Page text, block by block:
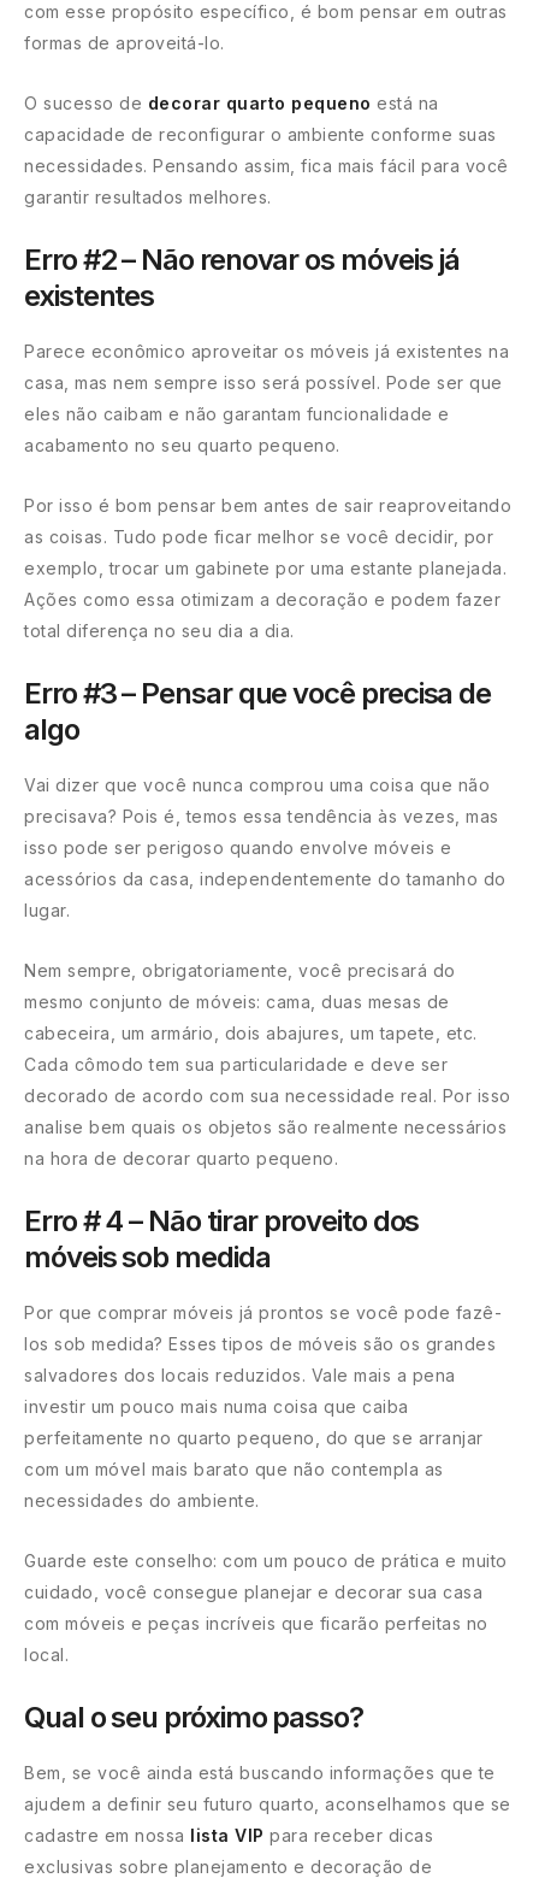
com esse propósito específico, é bom pensar em outras
formas de aproveitá-lo.
O sucesso de decorar quarto pequeno está na
capacidade de reconfigurar o ambiente conforme suas
necessidades. Pensando assim, fica mais fácil para você
garantir resultados melhores.
Erro #2 – Não renovar os móveis já
existentes
Parece econômico aproveitar os móveis já existentes na
casa, mas nem sempre isso será possível. Pode ser que
eles não caibam e não garantam funcionalidade e
acabamento no seu quarto pequeno.
Por isso é bom pensar bem antes de sair reaproveitando
as coisas. Tudo pode ficar melhor se você decidir, por
exemplo, trocar um gabinete por uma estante planejada.
Ações como essa otimizam a decoração e podem fazer
total diferença no seu dia a dia.
Erro #3 – Pensar que você precisa de
algo
Vai dizer que você nunca comprou uma coisa que não
precisava? Pois é, temos essa tendência às vezes, mas
isso pode ser perigoso quando envolve móveis e
acessórios da casa, independentemente do tamanho do
lugar.
Nem sempre, obrigatoriamente, você precisará do
mesmo conjunto de móveis: cama, duas mesas de
cabeceira, um armário, dois abajures, um tapete, etc.
Cada cômodo tem sua particularidade e deve ser
decorado de acordo com sua necessidade real. Por isso
analise bem quais os objetos são realmente necessários
na hora de decorar quarto pequeno.
Erro # 4 – Não tirar proveito dos
móveis sob medida
Por que comprar móveis já prontos se você pode fazê-
los sob medida? Esses tipos de móveis são os grandes
salvadores dos locais reduzidos. Vale mais a pena
investir um pouco mais numa coisa que caiba
perfeitamente no quarto pequeno, do que se arranjar
com um móvel mais barato que não contempla as
necessidades do ambiente.
Guarde este conselho: com um pouco de prática e muito
cuidado, você consegue planejar e decorar sua casa
com móveis e peças incríveis que ficarão perfeitas no
local.
Qual o seu próximo passo?
Bem, se você ainda está buscando informações que te
ajudem a definir seu futuro quarto, aconselhamos que se
cadastre em nossa lista VIP para receber dicas
exclusivas sobre planejamento e decoração de